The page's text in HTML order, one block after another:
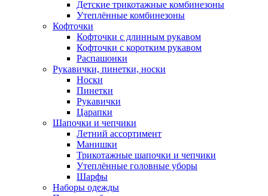
Детские трикотажные комбинезоны
Утеплённые комбинезоны
Кофточки
Кофточки с длинным рукавом
Кофточки с коротким рукавом
Распашонки
Рукавички, пинетки, носки
Носки
Пинетки
Рукавички
Царапки
Шапочки и чепчики
Летний ассортимент
Манишки
Трикотажные шапочки и чепчики
Утеплённые головные уборы
Шарфы
Наборы одежды